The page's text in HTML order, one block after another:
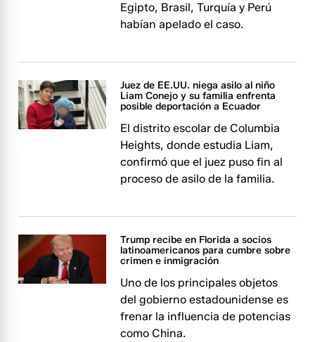
Egipto, Brasil, Turquía y Perú
habían apelado el caso.
Juez de EE.UU. niega asilo al niño
Liam Conejo y su familia enfrenta
posible deportación a Ecuador
El distrito escolar de Columbia
Heights, donde estudia Liam,
confirmó que el juez puso fin al
proceso de asilo de la familia.
Trump recibe en Florida a socios
latinoamericanos para cumbre sobre
crimen e inmigración
Uno de los principales objetos
del gobierno estadounidense es
frenar la influencia de potencias
como China.